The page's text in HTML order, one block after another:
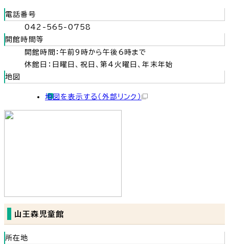
電話番号
042-565-0758
開館時間等
開館時間：午前9時から午後6時まで
休館日：日曜日、祝日、第4火曜日、年末年始
地図
地図を表示する （外部リンク）
山王森児童館
所在地